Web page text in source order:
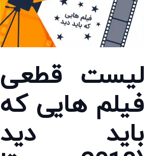
لیست قطعی
فیلم هایی که
باید دید